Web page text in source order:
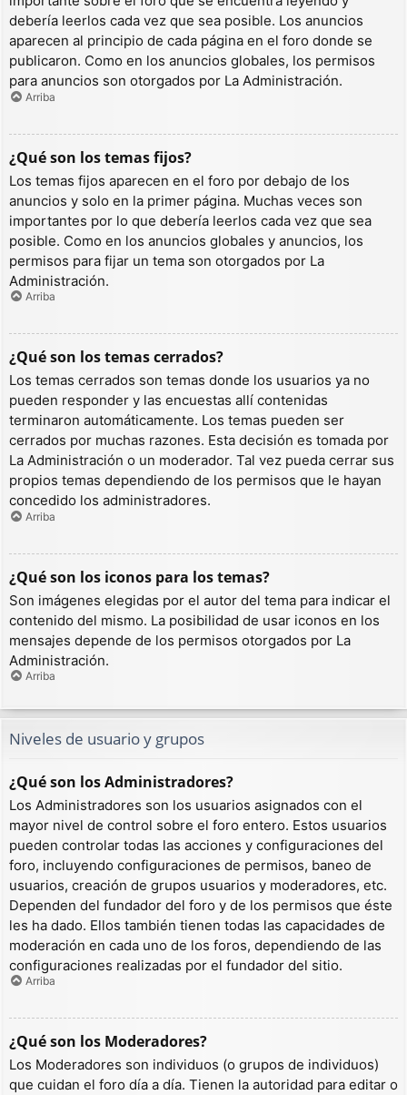
debería leerlos cada vez que sea posible. Los anuncios
aparecen al principio de cada página en el foro donde se
publicaron. Como en los anuncios globales, los permisos
para anuncios son otorgados por La Administración.
Arriba
¿Qué son los temas fijos?
Los temas fijos aparecen en el foro por debajo de los
anuncios y solo en la primer página. Muchas veces son
importantes por lo que debería leerlos cada vez que sea
posible. Como en los anuncios globales y anuncios, los
permisos para fijar un tema son otorgados por La
Administración.
Arriba
¿Qué son los temas cerrados?
Los temas cerrados son temas donde los usuarios ya no
pueden responder y las encuestas allí contenidas
terminaron automáticamente. Los temas pueden ser
cerrados por muchas razones. Esta decisión es tomada por
La Administración o un moderador. Tal vez pueda cerrar sus
propios temas dependiendo de los permisos que le hayan
concedido los administradores.
Arriba
¿Qué son los iconos para los temas?
Son imágenes elegidas por el autor del tema para indicar el
contenido del mismo. La posibilidad de usar iconos en los
mensajes depende de los permisos otorgados por La
Administración.
Arriba
Niveles de usuario y grupos
¿Qué son los Administradores?
Los Administradores son los usuarios asignados con el
mayor nivel de control sobre el foro entero. Estos usuarios
pueden controlar todas las acciones y configuraciones del
foro, incluyendo configuraciones de permisos, baneo de
usuarios, creación de grupos usuarios y moderadores, etc.
Dependen del fundador del foro y de los permisos que éste
les ha dado. Ellos también tienen todas las capacidades de
moderación en cada uno de los foros, dependiendo de las
configuraciones realizadas por el fundador del sitio.
Arriba
¿Qué son los Moderadores?
Los Moderadores son individuos (o grupos de individuos)
que cuidan el foro día a día. Tienen la autoridad para editar o